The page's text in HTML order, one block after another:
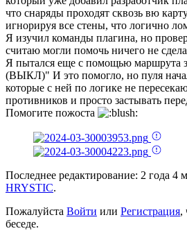
что снаряды проходят сквозь вю
игнорируя все стены, что логично
Я изучил команды плагина, но
считаю могли помочь ничего не
Я пытался еще с помощью маршрута
(ВЫКЛ)" И это помогло, но пуля
которые с ней по логике не
противников и просто застывать
Помогите пожоста
Последнее редактирование: 2 года 4
HRYSTIC.
Пожалуйста Войти или Регистрация,
беседе.